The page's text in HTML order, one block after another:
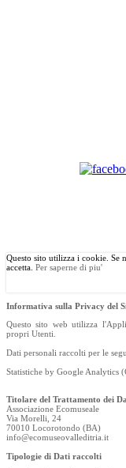
Questo sito utilizza i cookie. Se
accetta. Per saperne di piu'
Informativa sulla Privacy del
Questo sito web utilizza
propri Utenti.
Dati personali raccolti per le
Statistiche by Google Analytics
Titolare del Trattamento dei
Associazione Ecomuseale
Via Morelli, 24
70010 Locorotondo (BA)
info@ecomuseovalleditria.it
Tipologie di Dati raccolti